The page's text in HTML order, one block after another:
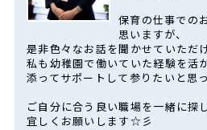
保育の仕事での
思いますが、
是非色々なお話を聞かせていただ
私も幼稚園で働いていた経験を活
添ってサポートして参りたいと思
ご自分に合う良い職場を一緒に探
宜しくお願いします☆彡